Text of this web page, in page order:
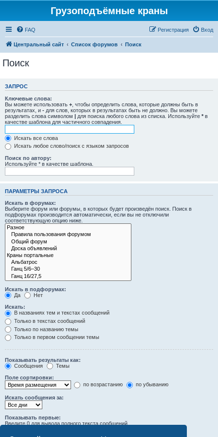
Грузоподъёмные краны
FAQ Вход
Регистрация
Центральный сайт Список форумов Поиск
Поиск
ЗАПРОС
Ключевые слова:
Вы можете использовать + , чтобы определить слова, которые должны быть в
результатах, и - для слов, которых в результатах быть не должно. Вы можете
разделить слова символом | для поиска любого слова из списка. Используйте * в
качестве шаблона для частичного совпадения.
Искать все слова
Искать любое слово/поиск с языком запросов
Поиск по автору:
Используйте * в качестве шаблона.
ПАРАМЕТРЫ ЗАПРОСА
Искать в форумах:
Выберите форум или форумы, в которых будет произведён поиск. Поиск в
подфорумах производится автоматически, если вы не отключили
соответствующую опцию ниже.
Искать в подфорумах:
Да
Нет
Искать:
В названиях тем и текстах сообщений
Только в текстах сообщений
Только по названию темы
Только в первом сообщении темы
Показывать результаты как:
Сообщения
Темы
Поле сортировки:
по возрастанию
по убыванию
Искать сообщения за:
Показывать первые:
Введите 0 для вывода полного текста сообщений.